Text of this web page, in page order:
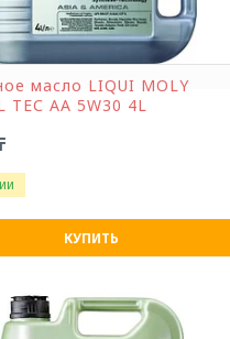
масло LIQUI MOLY
ТЕС АА 5W30 4L
КУПИТЬ